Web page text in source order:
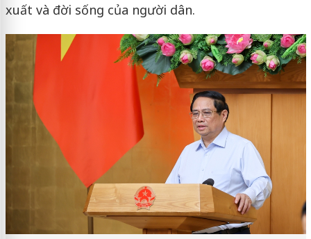
xuất và đời sống của người dân.